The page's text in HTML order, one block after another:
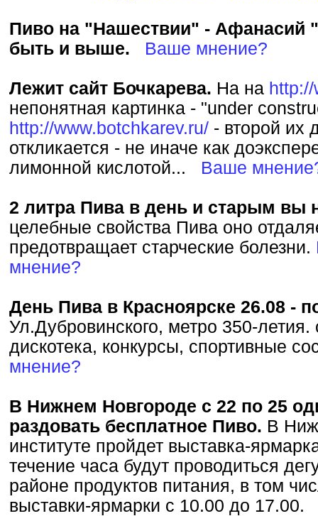
Пиво на "Нашествии" - Афанасий
быть и выше.
Ваше мнение?
Лежит сайт Бочкарева. На на
непонятная картинка - "under
http://www.botchkarev.ru/ - второй их
откликается - не иначе как
лимонной кислотой... Ваше
2 литра Пива в день и старым вы
целебные свойства Пива оно
предотвращает старческие болезни.
мнение?
День Пива в Красноярске 26.08 -
Ул.Дубровинского, метро 350-
дискотека, конкурсы, спортивные
мнение?
В Нижнем Новгороде с 22 по 25
раздовать бесплатное Пиво. В
институте пройдет выставка-
течение часа будут проводиться
районе продуктов питания, в том
выставки-ярмарки с 10.00 до